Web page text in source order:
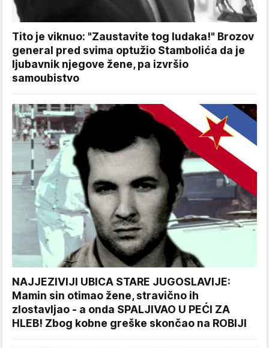
Tito je viknuo: "Zaustavite tog ludaka!" Brozov
general pred svima optužio Stambolića da je
ljubavnik njegove žene, pa izvršio
samoubistvo
NAJJEZIVIJI UBICA STARE JUGOSLAVIJE:
Mamin sin otimao žene, stravično ih
zlostavljao - a onda SPALJIVAO U PEĆI ZA
HLEB! Zbog kobne greške skončao na ROBIJI